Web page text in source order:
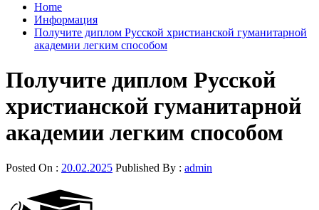
Home
Информация
Получите диплом Русской христианской гуманитарной
академии легким способом
Получите диплом Русской
христианской гуманитарной
академии легким способом
Posted On : 20.02.2025 Published By : admin